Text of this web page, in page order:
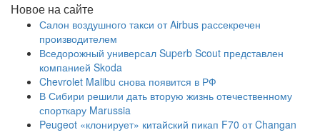
Новое на сайте
Салон воздушного такси от Airbus рассекречен
производителем
Вседорожный универсал Superb Scout представлен
компанией Skoda
Chevrolet Malibu снова появится в РФ
В Сибири решили дать вторую жизнь отечественному
спорткару Marussia
Peugeot «клонирует» китайский пикап F70 от Changan